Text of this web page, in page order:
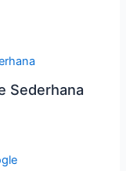
Sederhana